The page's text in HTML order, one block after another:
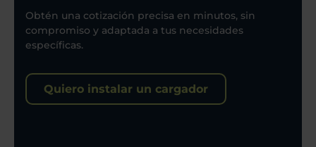
Obtén una cotización precisa en minutos, sin
compromiso y adaptada a tus necesidades
específicas.
Quiero instalar un cargador